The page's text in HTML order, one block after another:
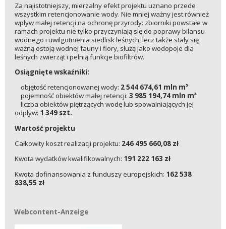
Za najistotniejszy, mierzalny efekt projektu uznano przede
wszystkim retencjonowanie wody. Nie mniej ważny jest również
wpływ małej retencji na ochronę przyrody: zbiorniki powstałe w
ramach projektu nie tylko przyczyniają się do poprawy bilansu
wodnego i uwilgotnienia siedlisk leśnych, lecz także stały się
ważną ostoją wodnej fauny i flory, służą jako wodopoje dla
leśnych zwierząt i pełnią funkcje biofiltrów.
Osiągnięte wskaźniki:
objętość retencjonowanej wody: 2 544 674,61 mln m³
pojemność obiektów małej retencji: 3 985 194,74 mln m³
liczba obiektów piętrzących wodę lub spowalniających jej
odpływ: 1 349 szt.
Wartość projektu
Całkowity koszt realizacji projektu: 246 495 660,08 zł
Kwota wydatków kwalifikowalnych: 191 222 163 zł
Kwota dofinansowania z funduszy europejskich: 162 538
838,55 zł
Webcontent-Anzeige
Webcontent-Anzeige